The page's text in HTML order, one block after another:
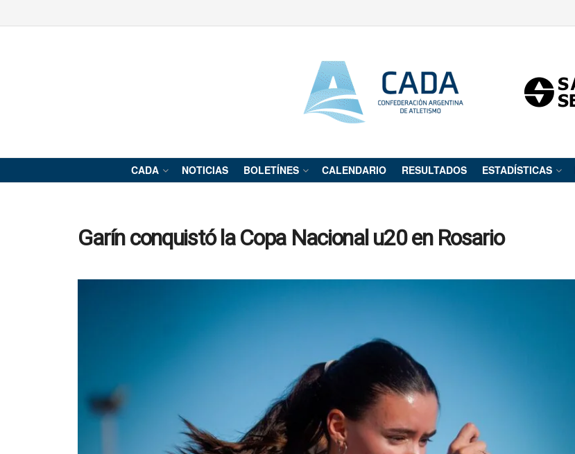
CADA NOTICIAS BOLETÍNES CALENDARIO RESULTADOS ESTADÍSTICAS
Garín conquistó la Copa Nacional u20 en Rosario